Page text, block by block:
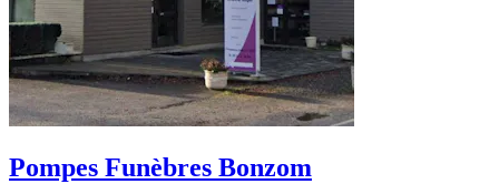
Pompes Funèbres Bonzom